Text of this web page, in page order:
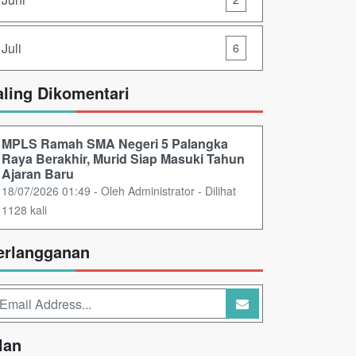
Juli 6
Dikomentari
MPLS Ramah SMA Negeri 5 Palangka
Raya Berakhir, Murid Siap Masuki Tahun
Ajaran Baru
18/07/2026 01:49 - Oleh Administrator - Dilihat
1128 kali